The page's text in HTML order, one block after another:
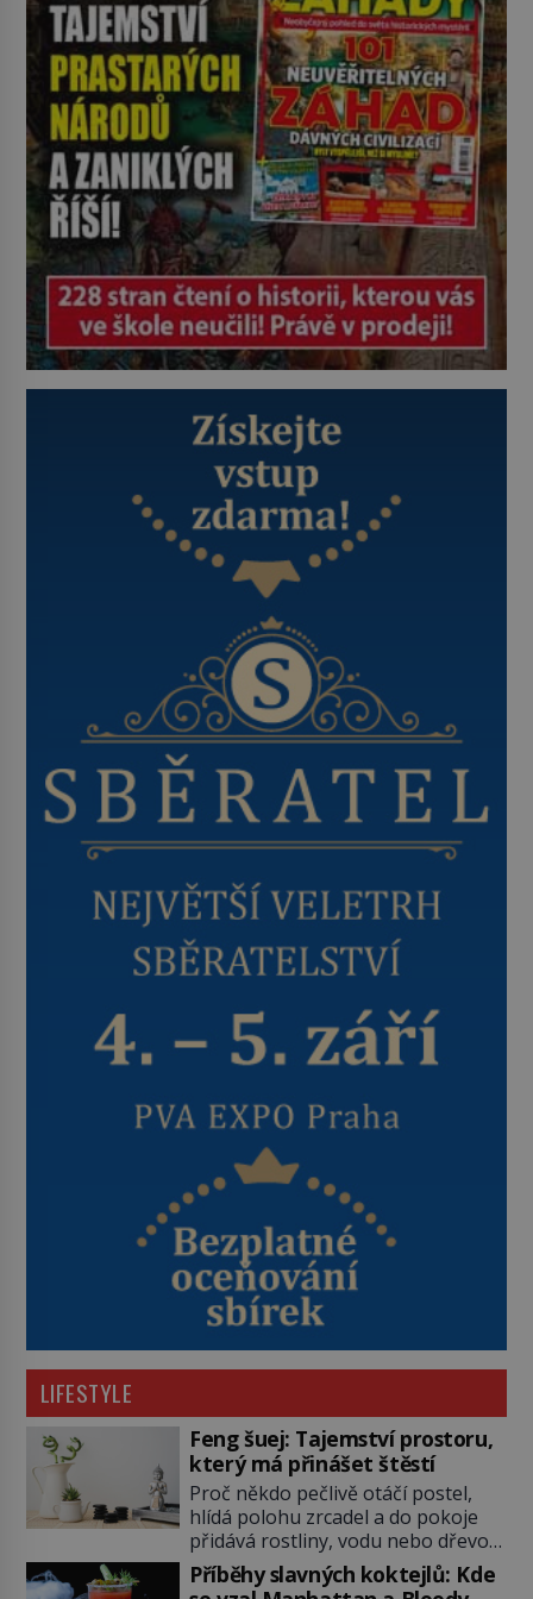
ovládaný muž? Marcus Aurelius byl
zastáncem stoicismu, učení, […]
LIFESTYLE
Feng šuej: Tajemství prostoru,
který má přinášet štěstí
Proč někdo pečlivě otáčí postel,
hlídá polohu zrcadel a do pokoje
přidává rostliny, vodu nebo dřevo?
Feng šuej tvrdí, že domov není jen
soubor zdí a nábytku. Je to prostor,
Příběhy slavných koktejlů: Kde